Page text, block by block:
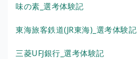
味の素_選考体験記
東海旅客鉄道(JR東海)_選考体験記
三菱UFJ銀行_選考体験記